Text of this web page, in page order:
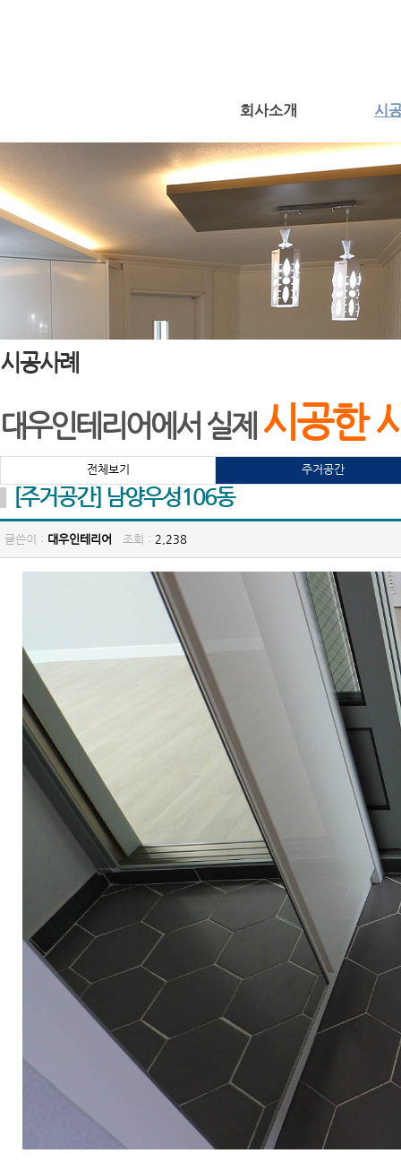
회사소개 시
시공사례
대우인테리어에서 실제 시공한
전체보기 주거공간
[주거공간] 남양우성106동
글쓴이 : 대우인테리어 조회 : 2,238